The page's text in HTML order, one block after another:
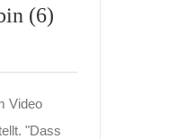
(6)
Video
"Dass